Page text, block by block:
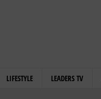
LIFESTYLE LEADERS TV